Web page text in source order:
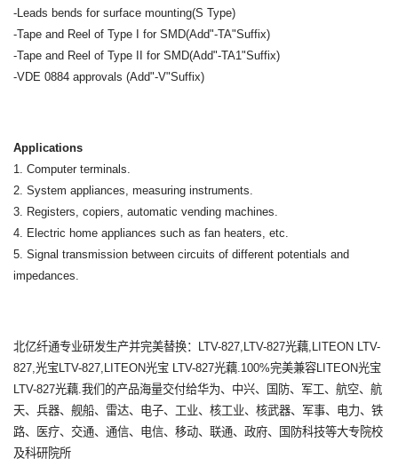
-Leads bends for surface mounting(S Type)
-Tape and Reel of Type I for SMD(Add"-TA"Suffix)
-Tape and Reel of Type II for SMD(Add"-TA1"Suffix)
-VDE 0884 approvals (Add"-V"Suffix)
Applications
1. Computer terminals.
2. System appliances, measuring instruments.
3. Registers, copiers, automatic vending machines.
4. Electric home appliances such as fan heaters, etc.
5. Signal transmission between circuits of different potentials and
impedances.
北亿纤通专业研发生产并完美替换：LTV-827,LTV-827光藕,LITEON LTV-
827,光宝LTV-827,LITEON光宝 LTV-827光藕.100%完美兼容LITEON光宝
LTV-827光藕.我们的产品海量交付给华为、中兴、国防、军工、航空、航
天、兵器、舰船、雷达、电子、工业、核工业、核武器、军事、电力、铁
路、医疗、交通、通信、电信、移动、联通、政府、国防科技等大专院校
及科研院所